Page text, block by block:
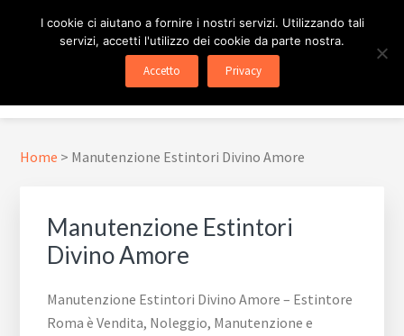
pagina
ESTINTORE ROMA
In Tutta Roma E Provincia
Menu
Home > Manutenzione Estintori Divino Amore
Manutenzione Estintori
Divino Amore
Manutenzione Estintori Divino Amore – Estintore
Roma è Vendita, Noleggio, Manutenzione e
I cookie ci aiutano a fornire i nostri servizi. Utilizzando tali
servizi, accetti l'utilizzo dei cookie da parte nostra.
Accetto Privacy